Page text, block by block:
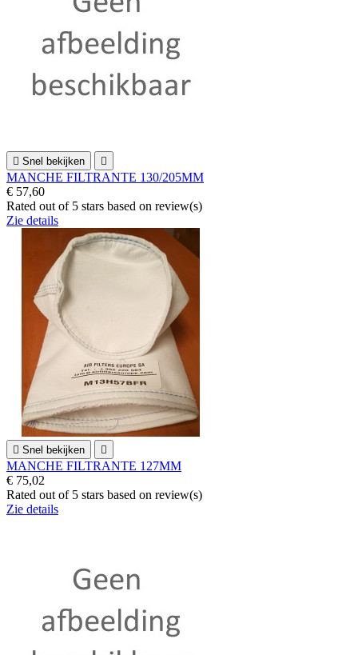
 Snel bekijken 
MANCHE FILTRANTE 130/205MM
€ 57,60
Rated out of 5 stars based on review(s)
Zie details
 Snel bekijken 
MANCHE FILTRANTE 127MM
€ 75,02
Rated out of 5 stars based on review(s)
Zie details